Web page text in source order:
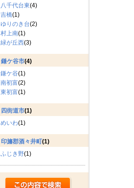
八千代台東(4)
吉橋(1)
ゆりのき台(2)
村上南(1)
緑が丘西(3)
鎌ケ谷市(4)
鎌ケ谷(1)
南初富(2)
東初富(1)
四街道市(1)
めいわ(1)
印旛郡酒々井町(1)
ふじき野(1)